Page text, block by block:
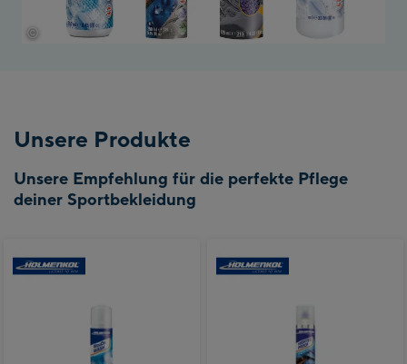
© Bründl Sports
Unsere Produkte
Unsere Empfehlung für die perfekte Pflege
deiner Sportbekleidung